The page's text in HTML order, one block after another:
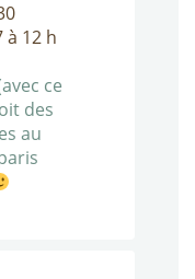
à 12 h
ce
des
au